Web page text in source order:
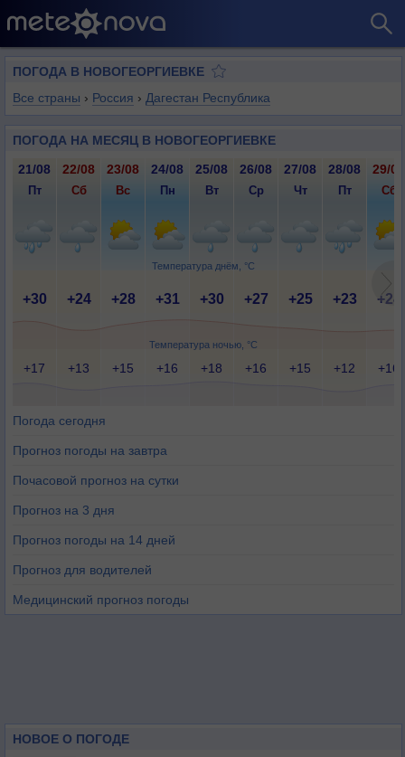
ПОГОДА В НОВОГЕОРГИЕВКЕ
Все страны › Россия › Дагестан Республика
ПОГОДА НА МЕСЯЦ В НОВОГЕОРГИЕВКЕ
Температура днём, °C
Температура ночью, °C
21/08 22/08 23/08 24/08 25/08 26/08 27/08 28/08 29/08
Пт Сб Вс Пн Вт Ср Чт Пт Сб
+30 +24 +28 +31 +30 +27 +25 +23 +24
+17 +13 +15 +16 +18 +16 +15 +12 +16
Погода сегодня
Прогноз погоды на завтра
Почасовой прогноз на сутки
Прогноз на 3 дня
Прогноз погоды на 14 дней
Прогноз для водителей
Медицинский прогноз погоды
НОВОЕ О ПОГОДЕ